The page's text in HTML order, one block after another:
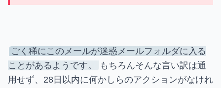
ごく稀にこのメールが迷惑メールフォルダに入る
ことがあるようです。
もちろんそんな言い訳は通
用せず、28日以内に何かしらのアクションがなけれ